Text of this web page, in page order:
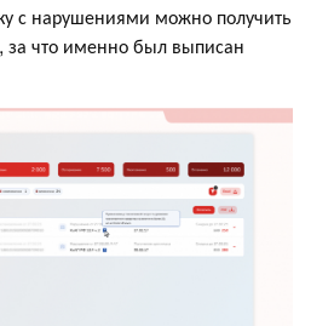
с нарушениями можно получить
что именно был выписан